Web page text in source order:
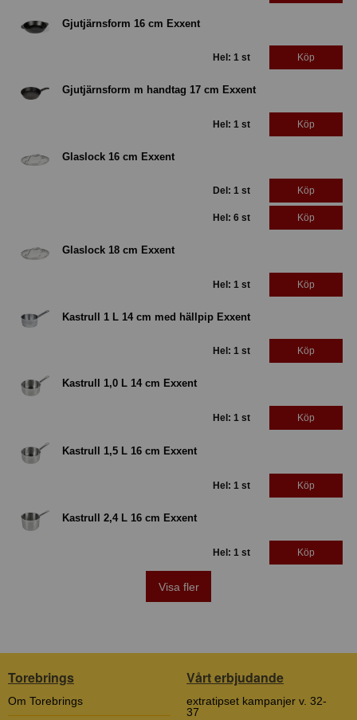
Gjutjärnsform 16 cm Exxent
Hel: 1 st Köp
Gjutjärnsform m handtag 17 cm Exxent
Hel: 1 st Köp
Glaslock 16 cm Exxent
Del: 1 st Köp
Hel: 6 st Köp
Glaslock 18 cm Exxent
Hel: 1 st Köp
Kastrull 1 L 14 cm med hällpip Exxent
Hel: 1 st Köp
Kastrull 1,0 L 14 cm Exxent
Hel: 1 st Köp
Kastrull 1,5 L 16 cm Exxent
Hel: 1 st Köp
Kastrull 2,4 L 16 cm Exxent
Hel: 1 st Köp
Visa fler
Torebrings
Om Torebrings
Vårt erbjudande
extratipset kampanjer v. 32-
37